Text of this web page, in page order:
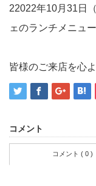
22022年10月31日
ェのランチメニュ
皆様のご来店を心
コメント
コメント ( 0 )